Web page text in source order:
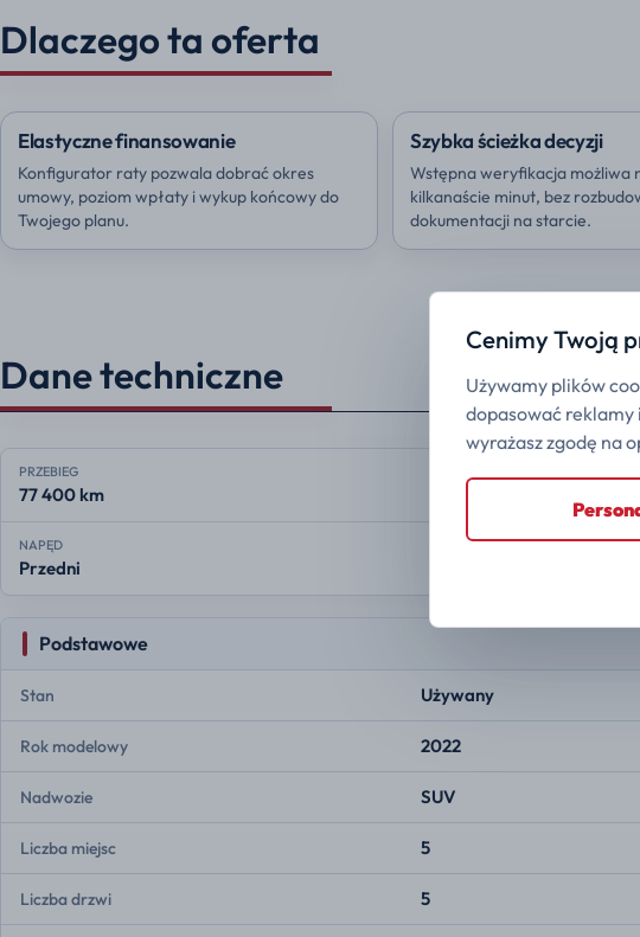
Dlaczego ta oferta
Elastyczne finansowanie
Konfigurator raty pozwala dobrać okres
umowy, poziom wpłaty i wykup końcowy do
Twojego planu.
Szybka ścieżka decyzji
Wstępna weryfikacja możliwa
kilkanaście minut, bez
dokumentacji na starcie.
Dane techniczne
PRZEBIEG
77 400 km
NAPĘD
Przedni
MOC
Podstawowe
Stan Używany
Rok modelowy 2022
Nadwozie SUV
Liczba miejsc 5
Liczba drzwi 5
Cenimy Twoją
Używamy plików
dopasować reklamy
wyrażasz zgodę na